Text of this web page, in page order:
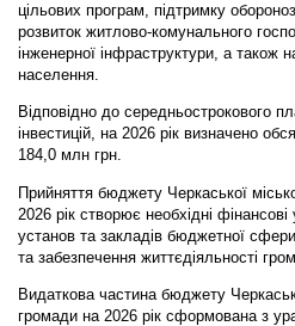
цільових програм, підтримку
розвиток житлово-комунального
інженерної інфраструктури, а також
населення.
Відповідно до середньострокового
інвестицій, на 2026 рік визначено
184,0 млн грн.
Прийняття бюджету Черкаської
2026 рік створює необхідні
установ та закладів бюджетної
та забезпечення життєдіяльності
Видаткова частина бюджету
громади на 2026 рік сформована з